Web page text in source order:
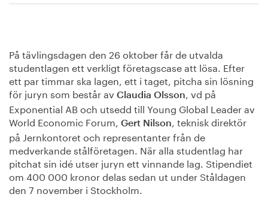
Om oss
På tävlingsdagen den 26 oktober får de utvalda
studentlagen ett verkligt företagscase att lösa. Efter
ett par timmar ska lagen, ett i taget, pitcha sin lösning
för juryn som består av Claudia Olsson, vd på
Exponential AB och utsedd till Young Global Leader av
World Economic Forum, Gert Nilson, teknisk direktör
på Jernkontoret och representanter från de
medverkande stålföretagen. När alla studentlag har
pitchat sin idé utser juryn ett vinnande lag. Stipendiet
om 400 000 kronor delas sedan ut under Ståldagen
den 7 november i Stockholm.